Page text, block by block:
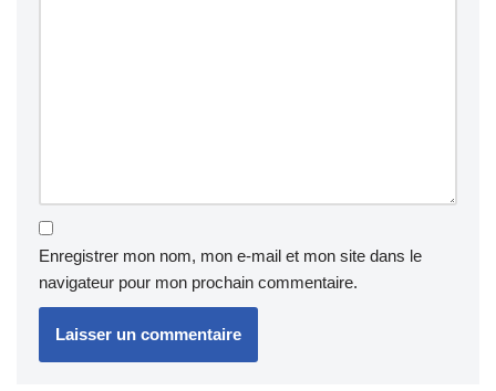
Enregistrer mon nom, mon e-mail et mon site dans le
navigateur pour mon prochain commentaire.